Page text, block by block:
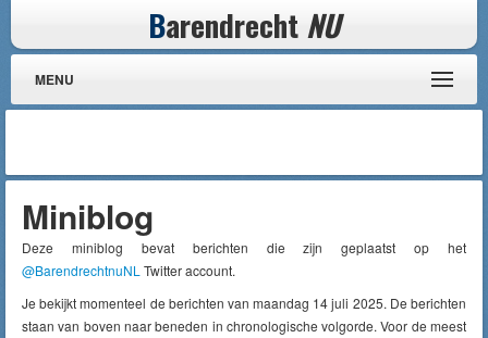
Barendrecht NU
MENU
Miniblog
Deze miniblog bevat berichten die zijn geplaatst op het
@BarendrechtnuNL Twitter account.
Je bekijkt momenteel de berichten van maandag 14 juli 2025. De berichten
staan van boven naar beneden in chronologische volgorde. Voor de meest